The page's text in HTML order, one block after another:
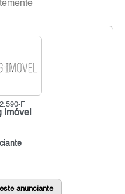
F
Imóvel
anunciante